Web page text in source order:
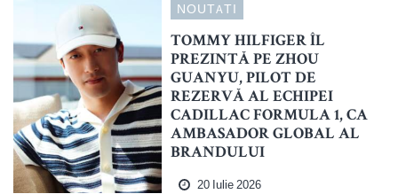
NOUTATI
TOMMY HILFIGER ÎL
PREZINTĂ PE ZHOU
GUANYU, PILOT DE
REZERVĂ AL ECHIPEI
CADILLAC FORMULA 1, CA
AMBASADOR GLOBAL AL
BRANDULUI
20 Iulie 2026